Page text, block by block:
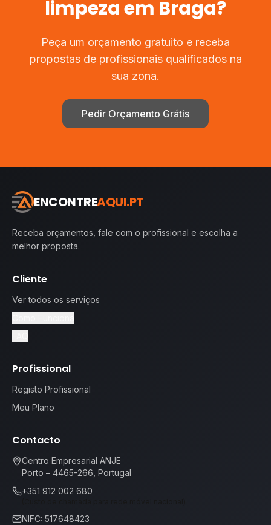
limpezaem Braga?
Peça um orçamento gratuito e receba
propostas de profissionais qualificados na
sua zona.
Pedir Orçamento Grátis
ENCONTREAQUI.PT
Receba orçamentos, fale com o profissional e escolha a
melhor proposta.
Cliente
Ver todos os serviços
Profissional
Registo Profissional
Meu Plano
Contacto
Centro Empresarial ANJE
Porto – 4465-266, Portugal
+351 912 002 680
NIFC: 517648423